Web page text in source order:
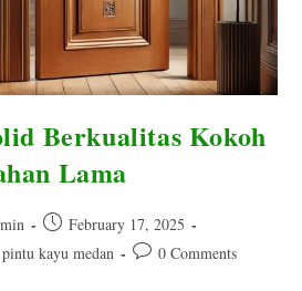
Berkualitas Kokoh
Lama
Post
published:
February 17, 2025
pintu kayu medan
Post0 Comments